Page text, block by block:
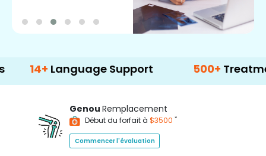
Language Support 500+ Treatment
Genou Remplacement
Début du forfait à $3500 *
Commencer l'évaluation